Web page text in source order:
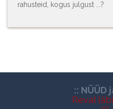
rahusteid, kogus julgust ...?
:: NÜÜD
Reval